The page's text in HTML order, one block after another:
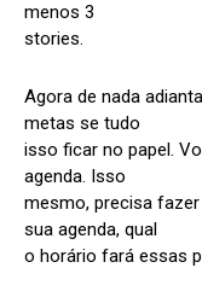
menos 3
stories.
Agora de nada
metas se tudo
isso ficar no papel.
agenda. Isso
mesmo, precisa
sua agenda, qual
o horário fará essas